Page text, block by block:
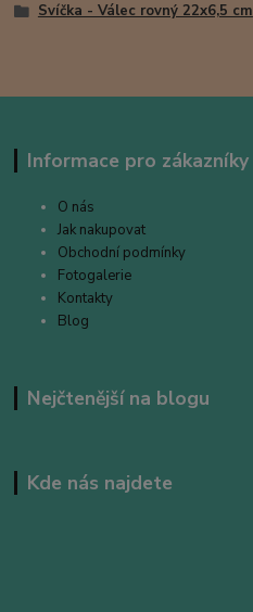
Svíčka - Válec rovný 22x6,5 cm
Informace pro zákazníky
O nás
Jak nakupovat
Obchodní podmínky
Fotogalerie
Kontakty
Blog
Nejčtenější na blogu
Kde nás najdete